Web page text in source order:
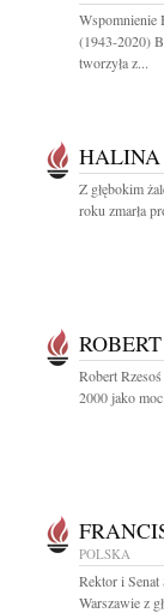
(1943-2020)
tworzyła z...
Z głębokim
roku zmarła
Robert
2000 jako
POLSKA
Rektor i
Warszawie z